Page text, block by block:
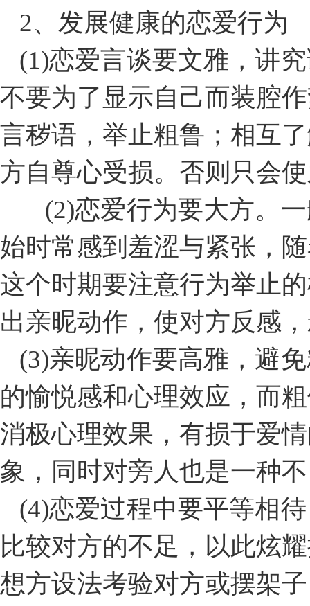
2、发展健康的恋爱行为
(1)恋爱言谈要文雅，讲
不要为了显示自己而装腔
言秽语，举止粗鲁；相互
方自尊心受损。否则只会
(2)恋爱行为要大方。
始时常感到羞涩与紧张，
这个时期要注意行为举止
出亲昵动作，使对方反感
(3)亲昵动作要高雅，避
的愉悦感和心理效应，而
消极心理效果，有损于爱
象，同时对旁人也是一种
(4)恋爱过程中要平等相
比较对方的不足，以此炫
想方设法考验对方或摆架